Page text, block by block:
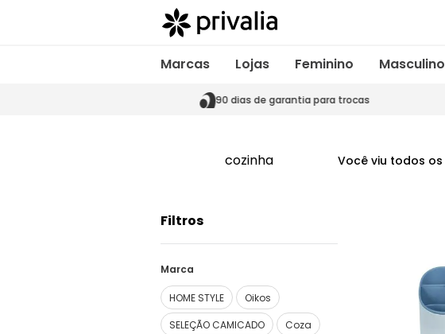
Marcas Lojas Feminino Masculino
90 dias de garantia para trocas
cozinha Você viu todos os
Filtros
Marca
HOME STYLE
Oikos
SELEÇÃO CAMICADO
Coza